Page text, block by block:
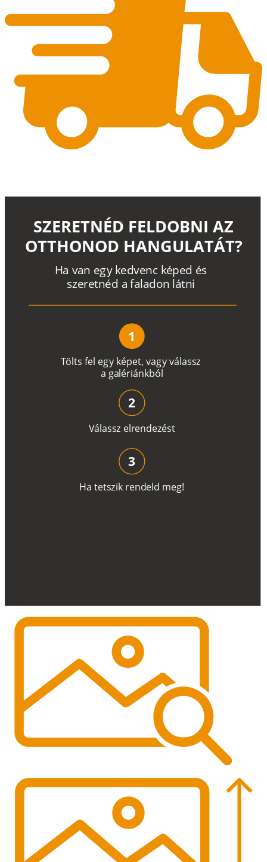
Tölts fel egy képet, vagyválassz
a galériánkból
Ha van egy kedvenc képed és
szeretnéd a faladon látni
SZERETNÉD FELDOBNI AZ
OTTHONOD HANGULATÁT?
1
Válassz elrendezést
2
Ha tetszik rendeld meg!
3